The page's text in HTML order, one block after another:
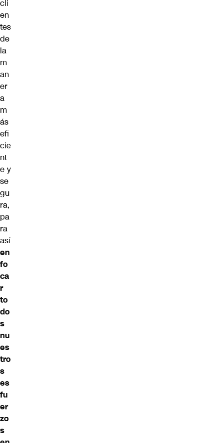
cli
en
tes
de
la
m
an
er
a
m
ás
efi
cie
nt
e y
se
gu
ra,
pa
ra
así
en
fo
ca
r
to
do
s
nu
es
tro
s
es
fu
er
zo
s